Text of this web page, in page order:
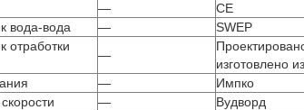
—
CE
вода-вода
—
SWEP
отработки
—
изготовлено
—
Импко
—
Вудворд